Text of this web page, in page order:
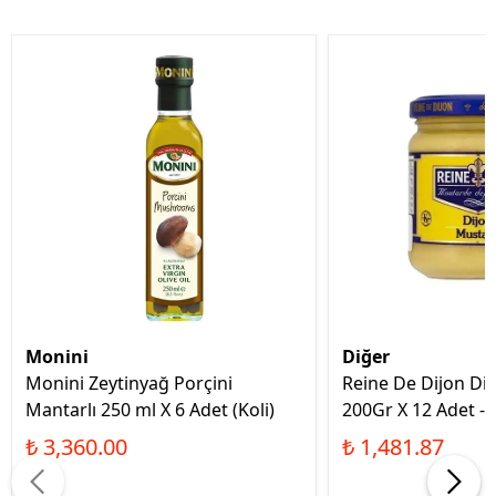
Monini
Monini Zeytinyağ Porçini
Mantarlı 250 ml X 6 Adet (Koli)
₺ 3,360.00
Diğer
Reine De Dijon
200Gr X 12 Adet -
₺ 1,481.87